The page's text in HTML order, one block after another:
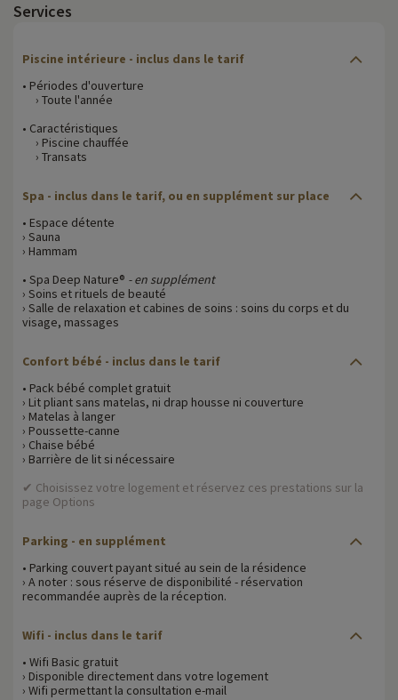
Services
Piscine intérieure - inclus dans le tarif
• Périodes d'ouverture
› Toute l'année
• Caractéristiques
› Piscine chauffée
› Transats
Spa - inclus dans le tarif, ou en supplément sur place
• Espace détente
› Sauna
› Hammam
• Spa Deep Nature® - en supplément
› Soins et rituels de beauté
› Salle de relaxation et cabines de soins : soins du corps et du
visage, massages
Confort bébé - inclus dans le tarif
• Pack bébé complet gratuit
› Lit pliant sans matelas, ni drap housse ni couverture
› Matelas à langer
› Poussette-canne
› Chaise bébé
› Barrière de lit si nécessaire
✔ Choisissez votre logement et réservez ces prestations sur la
page Options
Parking - en supplément
• Parking couvert payant situé au sein de la résidence
› A noter : sous réserve de disponibilité - réservation
recommandée auprès de la réception.
Wifi - inclus dans le tarif
• Wifi Basic gratuit
› Disponible directement dans votre logement
› Wifi permettant la consultation e-mail